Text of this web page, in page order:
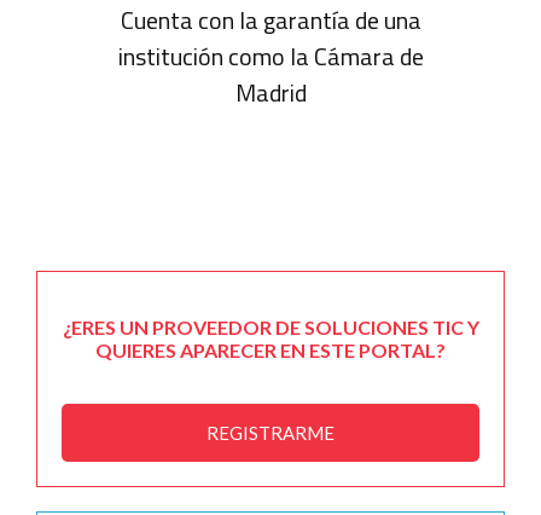
Cuenta con la garantía de una
institución como la Cámara de
Madrid
¿ERES UN PROVEEDOR DE SOLUCIONES TIC Y
QUIERES APARECER EN ESTE PORTAL?
REGISTRARME